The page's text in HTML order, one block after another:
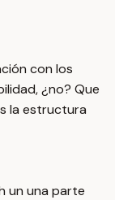
con los
¿no? Que
la estructura
un una parte